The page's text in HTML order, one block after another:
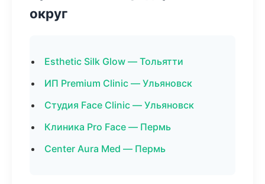
округ
Esthetic Silk Glow — Тольятти
ИП Premium Clinic — Ульяновск
Студия Face Clinic — Ульяновск
Клиника Pro Face — Пермь
Center Aura Med — Пермь